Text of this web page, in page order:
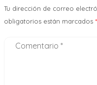
Tu dirección de correo
obligatorios están marcados *